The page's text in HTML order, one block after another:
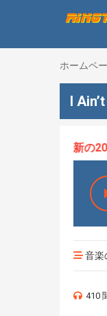
ホームペ
I
HOT、最新の
音楽
410